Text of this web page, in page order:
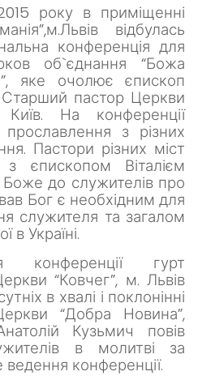
року в приміщенні
відбулась
конференція для
об`єднання “Божа
яке очолює єпископ
Старший пастор Церкви
Київ. На конференції
з різних
Пастори різних міст
єпископом Віталієм
до служителів про
Бог є необхідним для
служителя та загалом
в Україні.
конференції гурт
“Ковчег”, м. Львів
в хвалі і поклонінні
“Добра Новина”,
Кузьмич повів
в молитві за
конференції.